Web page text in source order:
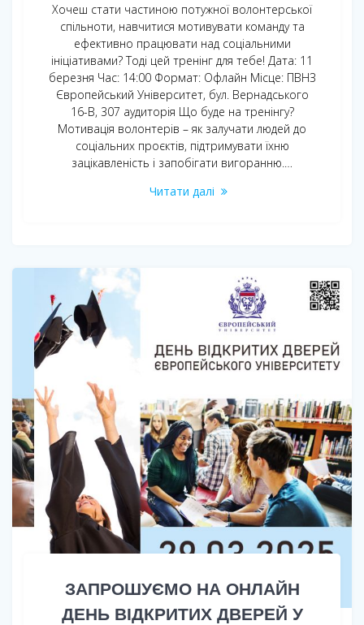
Хочеш стати частиною потужної волонтерської
спільноти, навчитися мотивувати команду та
ефективно працювати над соціальними
ініціативами? Тоді цей тренінг для тебе! Дата: 11
березня Час: 14:00 Формат: Офлайн Місце: ПВНЗ
Європейський Університет, бул. Вернадського
16-В, 307 аудиторія Що буде на тренінгу?
Мотивація волонтерів – як залучати людей до
соціальних проєктів, підтримувати їхню
зацікавленість і запобігати вигоранню.…
Читати далі
ЗАПРОШУЄМО НА ОНЛАЙН
ДЕНЬ ВІДКРИТИХ ДВЕРЕЙ У